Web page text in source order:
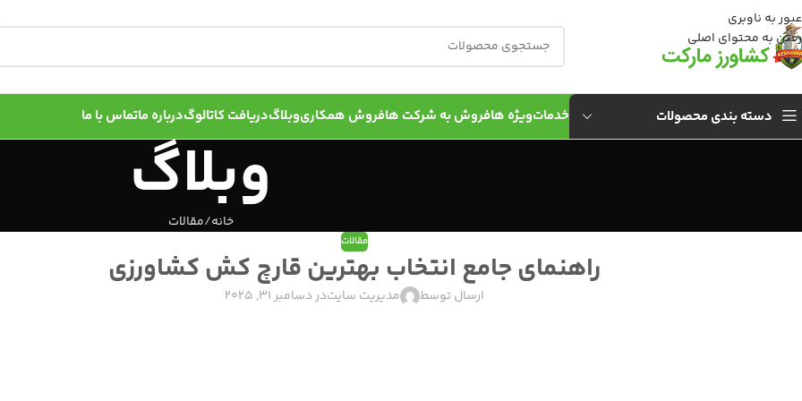
عبور به ناوبری
رفتن به محتوای اصلی
دسته بندی محصولات خدماتویژه هافروش به شركت هافروش همکاریوبلاگدریافت کاتالوگدرباره ماتماس با ما
وبلاگ
خانه مقالات
مقالات
راهنمای جامع انتخاب بهترین قارچ کش کشاورزی
ارسال توسط مدیریت سایتدر دسامبر 31, 2025